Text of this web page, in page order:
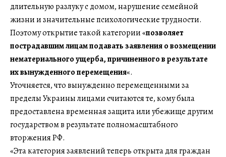
длительную разлуку с домом, нарушение семейной
жизни и значительные психологические трудности.
Поэтому открытие такой категории «позволяет
пострадавшим лицам подавать заявления о возмещении
нематериального ущерба, причиненного в результате
их вынужденного перемещения«.
Уточняется, что вынужденно перемещенными за
пределы Украины лицами считаются те, кому была
предоставлена временная защита или убежище другим
государством в результате полномасштабного
вторжения РФ.
«Эта категория заявлений теперь открыта для граждан